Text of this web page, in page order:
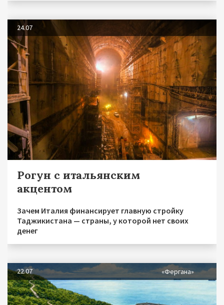
24.07
Рогун с итальянским
акцентом
Зачем Италия финансирует главную стройку
Таджикистана — страны, у которой нет своих
денег
22.07 «Фергана»